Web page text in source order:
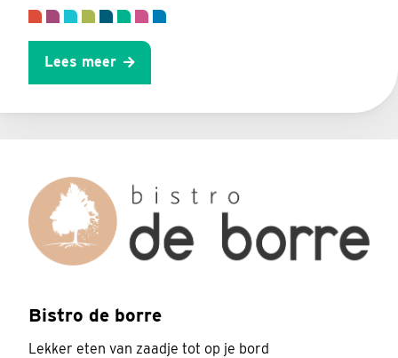
Lees meer
Bistro de borre
Lekker eten van zaadje tot op je bord